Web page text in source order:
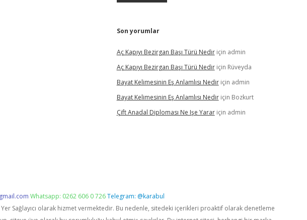
Son yorumlar
Aç Kapıyı Bezirgan Başı Türü Nediriçin admin
Aç Kapıyı Bezirgan Başı Türü Nediriçin Rüveyda
Bayat Kelimesinin Eş Anlamlısı Nediriçin admin
Bayat Kelimesinin Eş Anlamlısı Nediriçin Bozkurt
Çift Anadal Diploması Ne Işe Yarariçin admin
Whatsapp: 0262 606 0 726Telegram: @karabul
Sağlayıcı olarak hizmet vermektedir. Bu nedenle, sitedeki içerikleri proaktif olarak denetleme